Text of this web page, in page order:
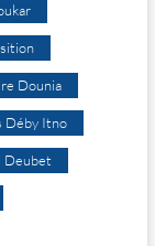
Dounia
Déby Itno
Deubet